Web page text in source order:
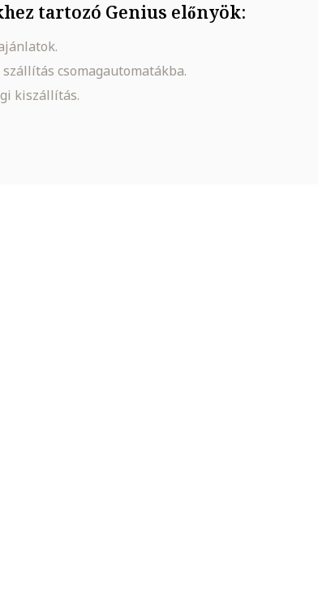
tartozó Genius előnyök:
csomagautomatákba.
kiszállítás.